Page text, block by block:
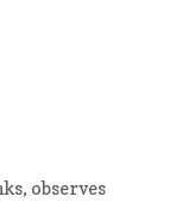
observes